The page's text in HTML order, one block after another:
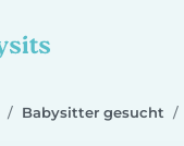
Babysitter gesucht